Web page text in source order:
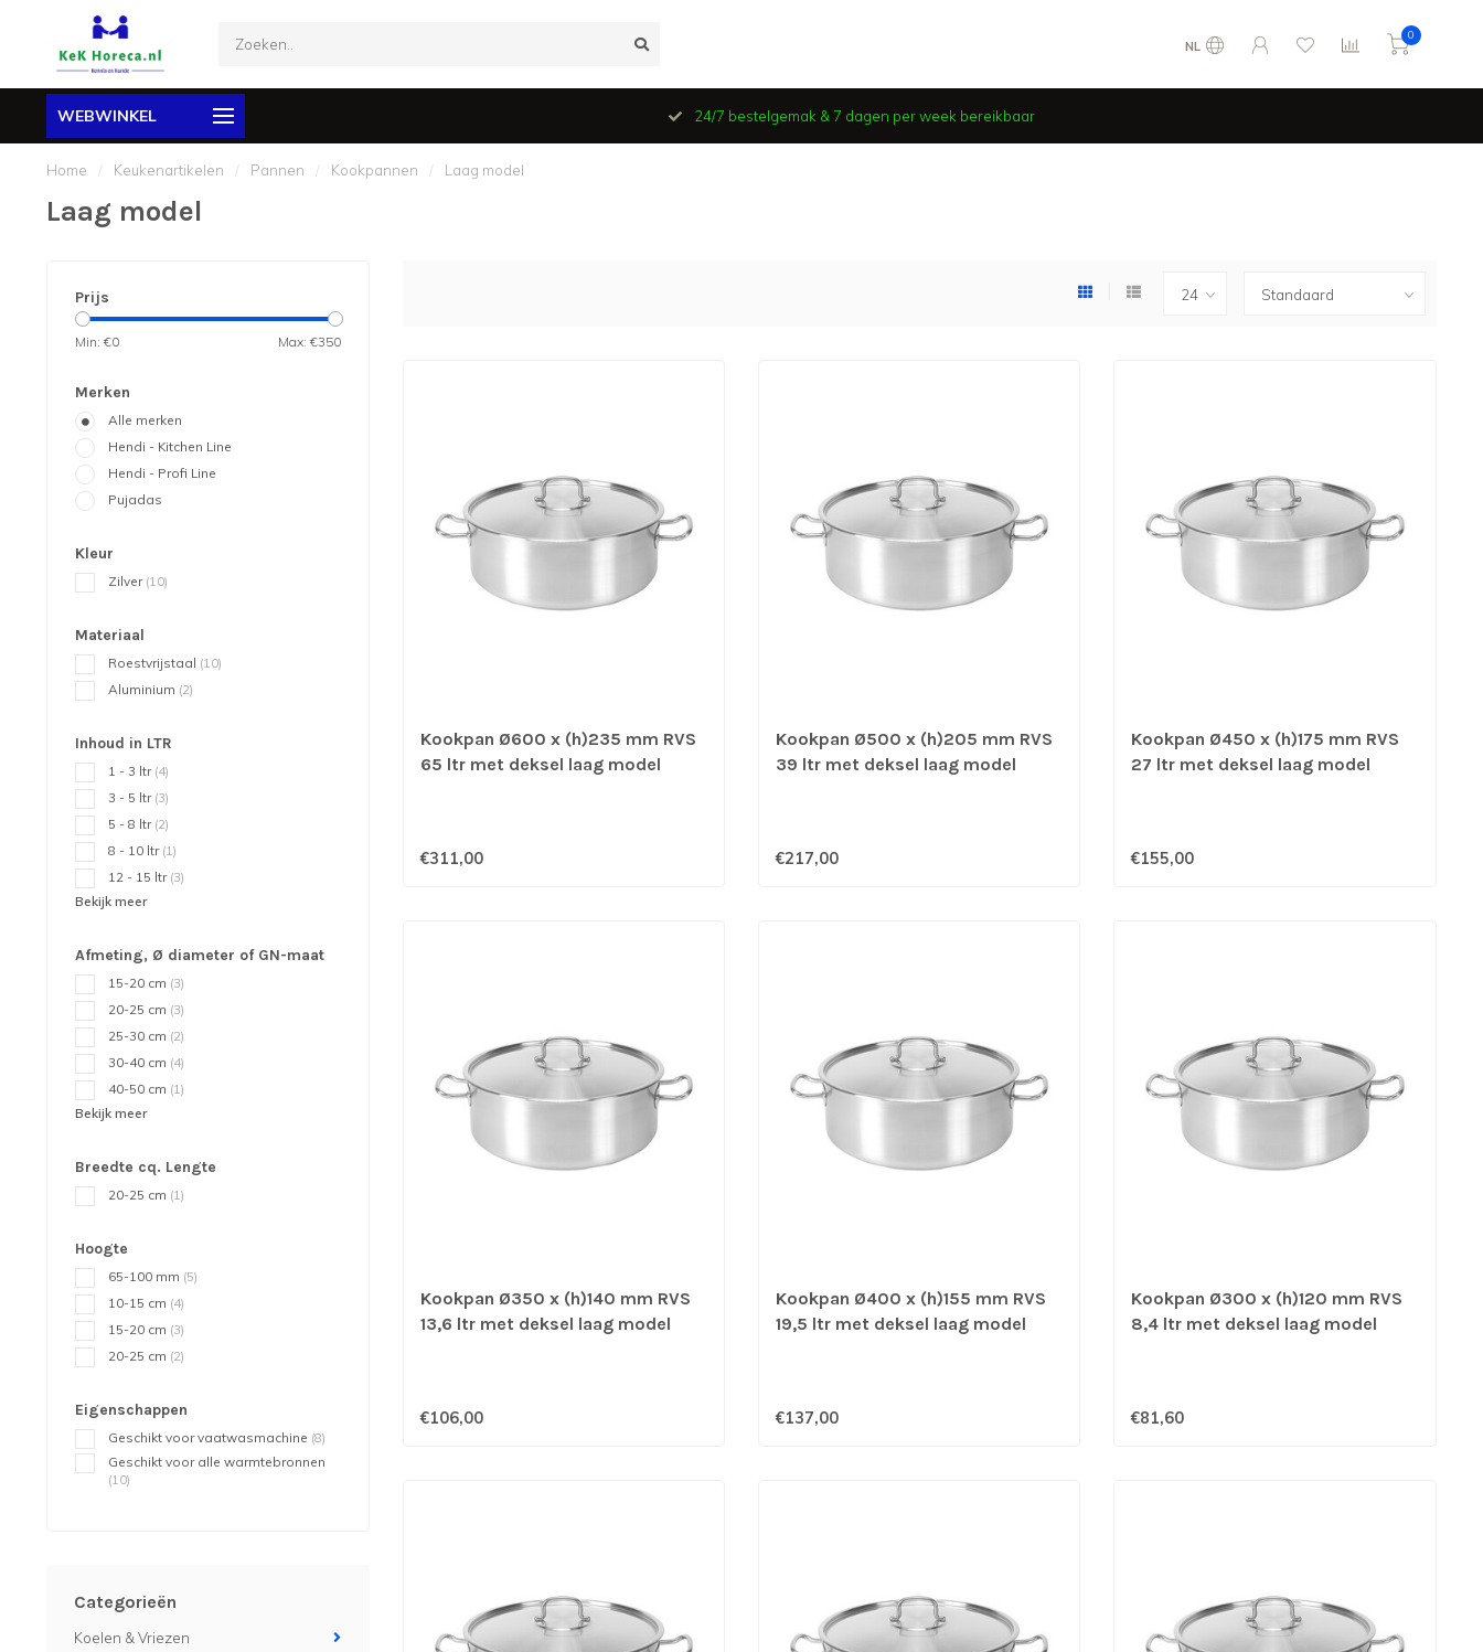
NL
0
WEBWINKEL 24/7 bestelgemak & 7 dagen per week bereikbaar
Home / Keukenartikelen / Pannen / Kookpannen / Laag model
Laag model
Prijs
Min: €0 Max: €350
Merken
Alle merken
Hendi - Kitchen Line
Hendi - Profi Line
Pujadas
Kleur
Zilver (10)
Materiaal
Roestvrijstaal (10)
Aluminium (2)
Inhoud in LTR
1 - 3 ltr (4)
3 - 5 ltr (3)
5 - 8 ltr (2)
8 - 10 ltr (1)
12 - 15 ltr (3)
Bekijk meer
Afmeting, Ø diameter of GN-maat
15-20 cm (3)
20-25 cm (3)
25-30 cm (2)
30-40 cm (4)
40-50 cm (1)
Bekijk meer
Breedte cq. Lengte
20-25 cm (1)
Hoogte
65-100 mm (5)
10-15 cm (4)
15-20 cm (3)
20-25 cm (2)
Eigenschappen
Geschikt voor vaatwasmachine (8)
Geschikt voor alle warmtebronnen
(10)
Categorieën
Koelen & Vriezen
Kookpan Ø600 x (h)235 mm RVS
65 ltr met deksel laag model
€311,00
Kookpan Ø500 x (h)205 mm RVS
39 ltr met deksel laag model
€217,00
Kookpan Ø450 x (h)175 mm RVS
27 ltr met deksel laag model
€155,00
Kookpan Ø350 x (h)140 mm RVS
13,6 ltr met deksel laag model
€106,00
Kookpan Ø400 x (h)155 mm RVS
19,5 ltr met deksel laag model
€137,00
Kookpan Ø300 x (h)120 mm RVS
8,4 ltr met deksel laag model
€81,60